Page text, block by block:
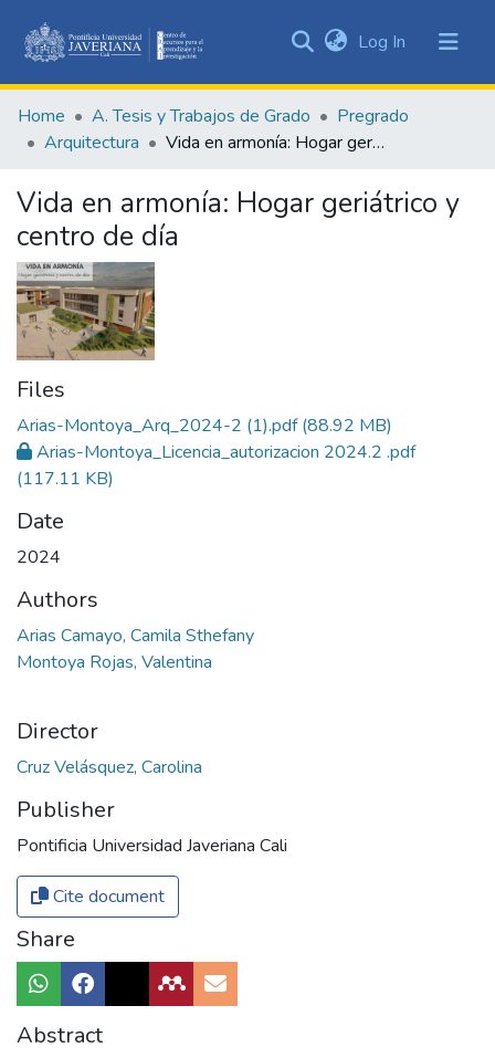
&
Collections
Statistics
Log In (current)
Home A. Tesis y Trabajos de Grado
Pregrado
Arquitectura
Vida en armonía: Hogar geriátrico y centro de día
Vida en armonía: Hogar geriátrico y
centro de día
Files
Arias-Montoya_Arq_2024-2 (1).pdf(88.92 MB)
Arias-Montoya_Licencia_autorizacion 2024.2 .pdf
(117.11 KB)
Date
2024
Authors
Arias Camayo, Camila Sthefany
Montoya Rojas, Valentina
Director
Cruz Velásquez, Carolina
Publisher
Pontificia Universidad Javeriana Cali
Cite document
Share
Abstract